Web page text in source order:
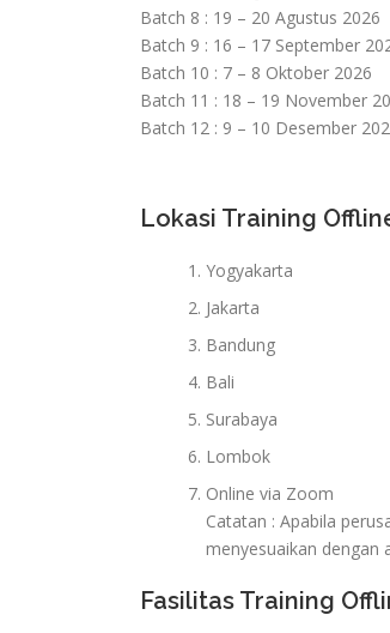
Batch 8 : 19 – 20 Agustus 2026
Batch 9 : 16 – 17 September
Batch 10 : 7 – 8 Oktober 2026
Batch 11 : 18 – 19 November
Batch 12 : 9 – 10 Desember
Lokasi Training
Yogyakarta
Jakarta
Bandung
Bali
Surabaya
Lombok
Online via Zoom
Catatan : Apabila
menyesuaikan dengan
Fasilitas Training